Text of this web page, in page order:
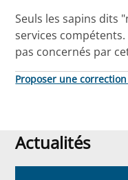
Seuls les sapins dits
services
pas concernés par
Proposer une
Actualités
Actualités